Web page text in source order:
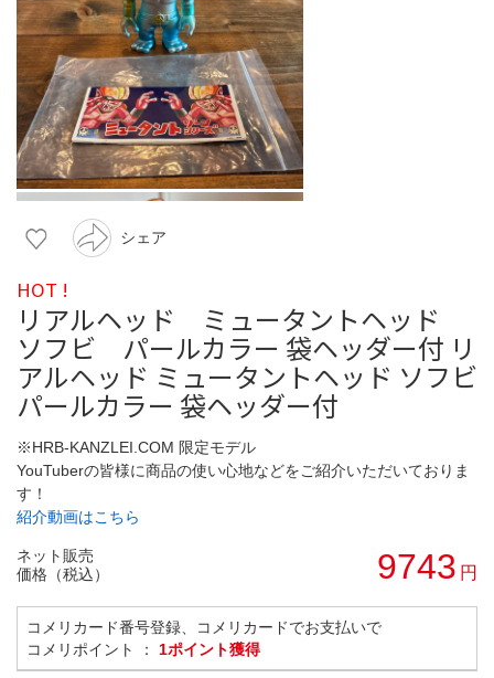
シェア
HOT !
リアルヘッド ミュータントヘッド
ソフビ パールカラー 袋ヘッダー付 リ
アルヘッド ミュータントヘッド ソフビ
パールカラー 袋ヘッダー付
※HRB-KANZLEI.COM 限定モデル
YouTuberの皆様に商品の使い心地などをご紹介いただいておりま
す！
紹介動画はこちら
ネット販売
価格（税込）
9743 円
コメリカード番号登録、コメリカードでお支払いで
コメリポイント ： 1ポイント獲得